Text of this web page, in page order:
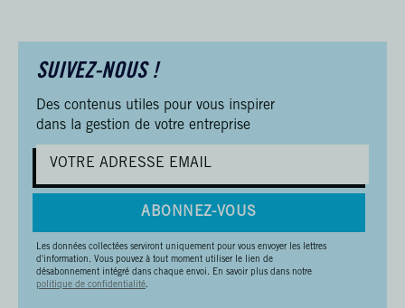
SUIVEZ-NOUS !
Des contenus utiles pour vous inspirer
dans la gestion de votre entreprise
ABONNEZ-VOUS
Les données collectées serviront uniquement pour vous envoyer les lettres
d'information. Vous pouvez à tout moment utiliser le lien de
désabonnement intégré dans chaque envoi. En savoir plus dans notre
politique de confidentialité.